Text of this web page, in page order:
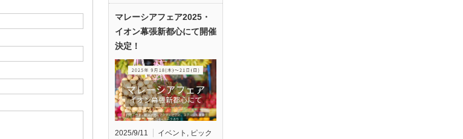
マレーシアフェア2025・
イオン幕張新都心にて開催
決定！
2025/9/11 イベント , ピック